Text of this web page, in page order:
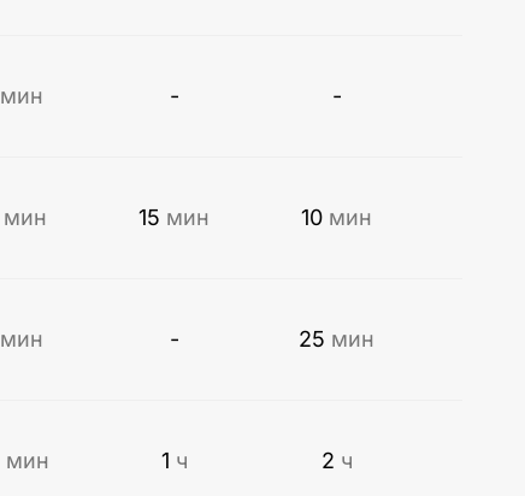
мин - -
мин 15 мин 10 мин
мин - 25 мин
мин 1 ч 2 ч